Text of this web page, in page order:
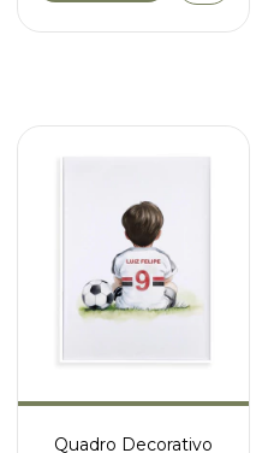
Quadro Decorativo